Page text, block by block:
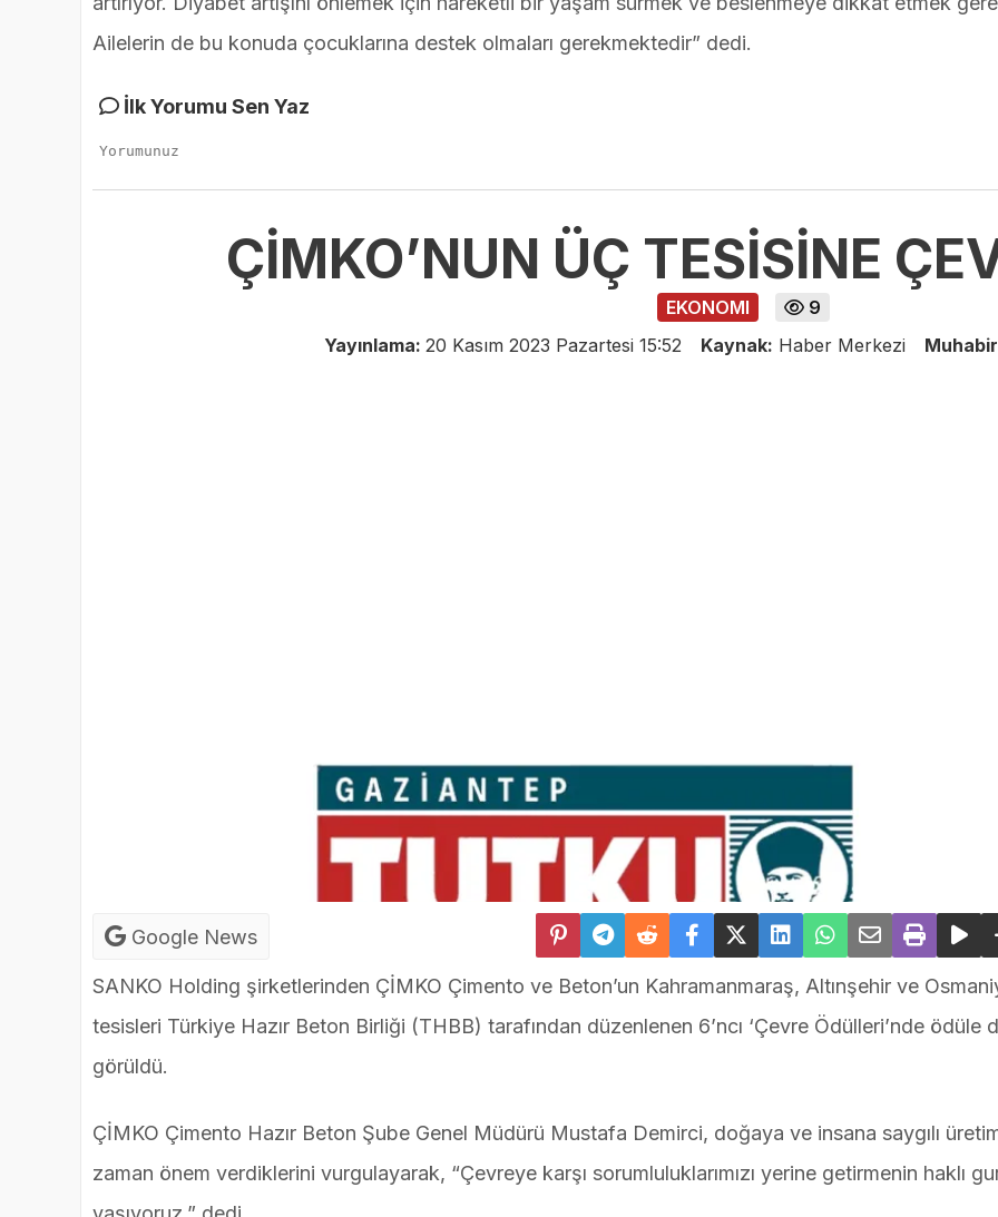
Ailelerin de bu konuda çocuklarına destek olmaları gerekmektedir” dedi.
İlk Yorumu Sen Yaz
ÇİMKO’NUN ÜÇ TESİSİNE
EKONOMI
9
Yayınlama: 20 Kasım 2023 Pazartesi 15:52 Kaynak: Haber Merkezi
Google News
SANKO Holding şirketlerinden ÇİMKO Çimento ve Beton’un Kahramanmaraş, Altınşehir ve
tesisleri Türkiye Hazır Beton Birliği (THBB) tarafından düzenlenen 6’ncı ‘Çevre Ödülleri’nde ödüle
görüldü.
ÇİMKO Çimento Hazır Beton Şube Genel Müdürü Mustafa Demirci, doğaya ve insana saygılı
zaman önem verdiklerini vurgulayarak, “Çevreye karşı sorumluluklarımızı yerine getirmenin haklı